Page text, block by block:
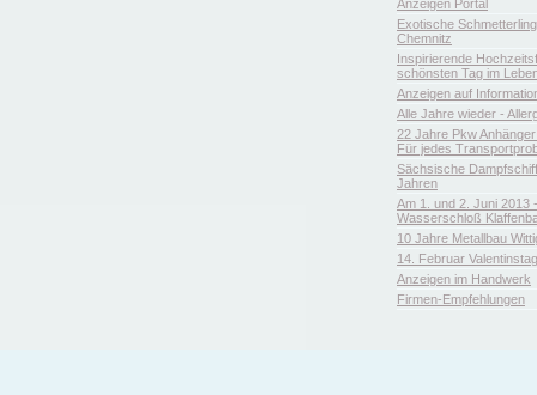
Anzeigen Portal
Exotische
Chemnitz
Inspirierende
schönsten Tag im
Anzeigen auf
Alle Jahre wieder -
22 Jahre Pkw
Für jedes
Sächsische
Jahren
Am 1. und 2. Juni 2013
Wasserschloß
10 Jahre Metallbau
14. Februar
Anzeigen im Handwerk
Firmen-Empfehlungen